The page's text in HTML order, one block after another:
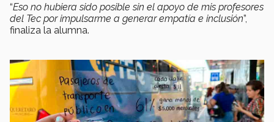
“Eso no hubiera sido posible sin el apoyo de mis profesores
del Tec por impulsarme a generar empatía e inclusión”,
finaliza la alumna.